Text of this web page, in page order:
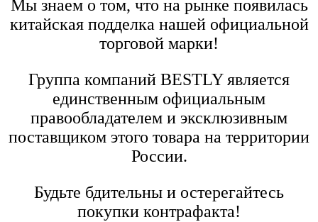
Мы знаем о том, что на рынке появилась
китайская подделка нашей официальной
торговой марки!
Группа компаний BESTLY является
единственным официальным
правообладателем и эксклюзивным
поставщиком этого товара на территории
России.
Будьте бдительны и остерегайтесь
покупки контрафакта!